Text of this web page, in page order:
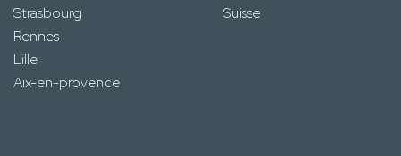
Strasbourg
Rennes
Lille
Aix-en-provence
Suisse